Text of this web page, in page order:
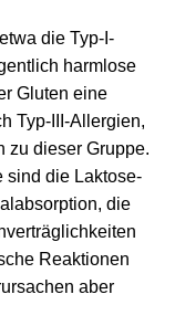
die Typ-I-
harmlose
Gluten eine
Typ-III-Allergien,
zu dieser Gruppe.
sind die Laktose-
die
Reaktionen
aber